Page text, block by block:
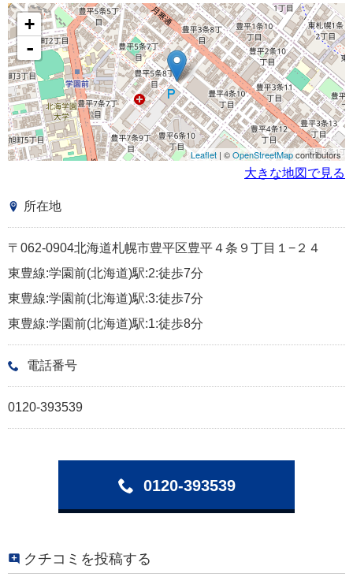
+
-
Leaflet | ©OpenStreetMapcontributors
大きな地図で見る
所在地
〒062-0904北海道札幌市豊平区豊平４条９丁目１−２４
東豊線:学園前(北海道)駅:2:徒歩7分
東豊線:学園前(北海道)駅:3:徒歩7分
東豊線:学園前(北海道)駅:1:徒歩8分
電話番号
0120-393539
0120-393539
クチコミを投稿する